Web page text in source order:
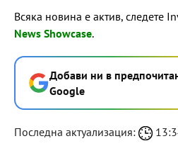
Всяка новина е актив, следете
News Showcase.
Добави ни в
Google
Последна актуализация: